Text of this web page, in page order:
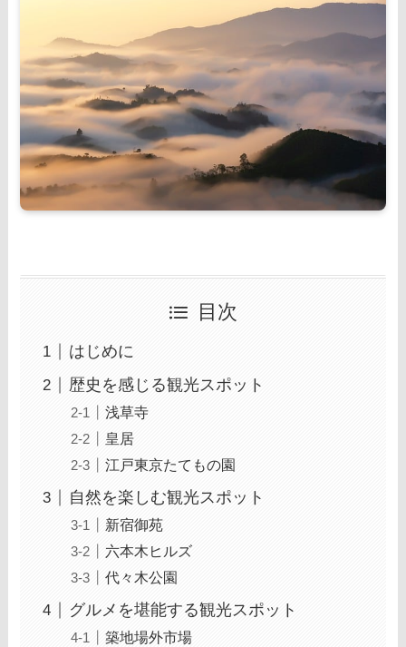
目次
はじめに
歴史を感じる観光スポット
浅草寺
皇居
江戸東京たてもの園
自然を楽しむ観光スポット
新宿御苑
六本木ヒルズ
代々木公園
グルメを堪能する観光スポット
築地場外市場